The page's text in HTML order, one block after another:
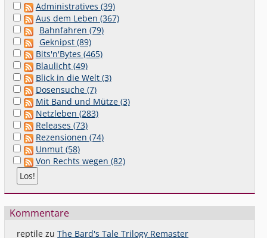
Administratives (39)
Aus dem Leben (367)
Bahnfahren (79)
Geknipst (89)
Bits'n'Bytes (465)
Blaulicht (49)
Blick in die Welt (3)
Dosensuche (7)
Mit Band und Mütze (3)
Netzleben (283)
Releases (73)
Rezensionen (74)
Unmut (58)
Von Rechts wegen (82)
Kommentare
reptile zuThe Bard's Tale Trilogy Remaster